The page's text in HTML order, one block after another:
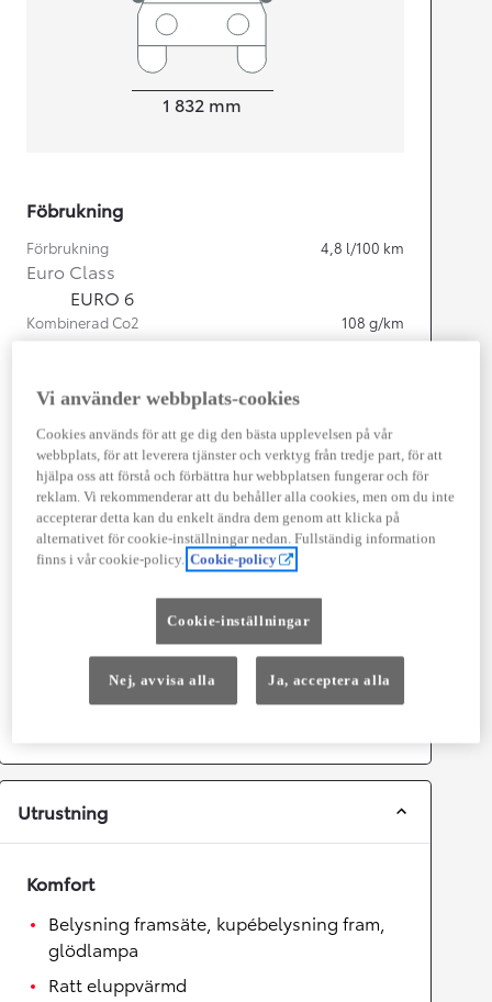
1 832 mm
Föbrukning
Förbrukning 4,8 l/100 km
Euro Class
EURO 6
Kombinerad Co2 108 g/km
Motor
Cylindrar
Kapacitet
1 798 cc
Effekt
103kw (140 hk)
Prestanda
Acceleration 0-100km/h
9,9
Växellåda
Framhjulsdrift
Utrustning
Komfort
Belysning framsäte, kupébelysning fram,
glödlampa
Ratt eluppvärmd
Vi använder webbplats-cookies
Cookies används för att ge dig den bästa upplevelsen på vår
webbplats, för att leverera tjänster och verktyg från tredje part, för att
hjälpa oss att förstå och förbättra hur webbplatsen fungerar och för
reklam. Vi rekommenderar att du behåller alla cookies, men om du inte
accepterar detta kan du enkelt ändra dem genom att klicka på
alternativet för cookie-inställningar nedan. Fullständig information
finns i vår cookie-policy. Cookie-policy
Cookie-inställningar
Nej, avvisa alla Ja, acceptera alla